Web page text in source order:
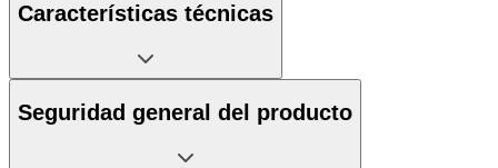
Características técnicas
Seguridad general del producto